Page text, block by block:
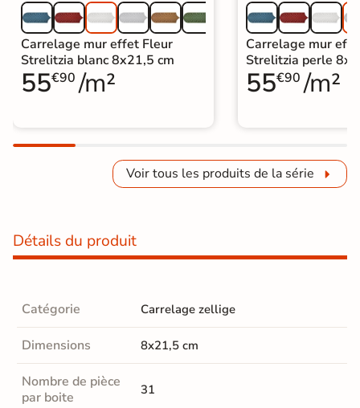
Carrelage mur effet Fleur
Strelitzia blanc 8x21,5 cm
55€90 /m²
Carrelage mur
Strelitzia perle
55€90 /m²
Voir tous les produits de la série
Détails du produit
Catégorie Carrelage zellige
Dimensions 8x21,5 cm
Nombre de pièce
par boite
31